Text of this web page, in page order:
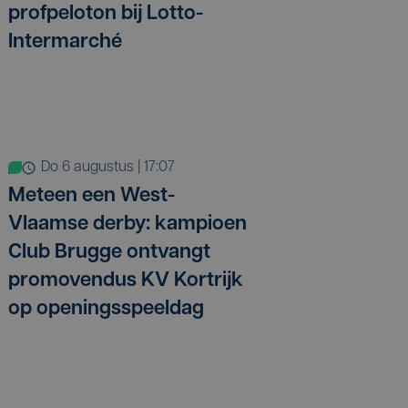
profpeloton bij Lotto-
Intermarché
do 6 augustus | 17:07
Meteen een West-
Vlaamse derby: kampioen
Club Brugge ontvangt
promovendus KV Kortrijk
op openingsspeeldag